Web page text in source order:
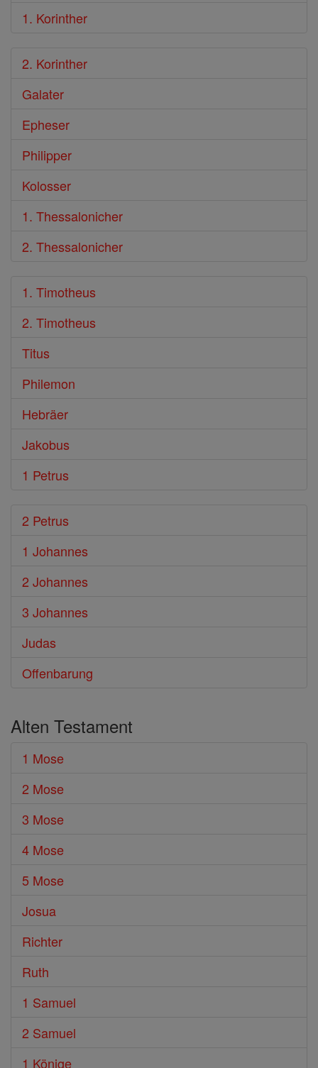
1. Korinther
2. Korinther
Galater
Epheser
Philipper
Kolosser
1. Thessalonicher
2. Thessalonicher
1. Timotheus
2. Timotheus
Titus
Philemon
Hebräer
Jakobus
1 Petrus
2 Petrus
1 Johannes
2 Johannes
3 Johannes
Judas
Offenbarung
Alten Testament
1 Mose
2 Mose
3 Mose
4 Mose
5 Mose
Josua
Richter
Ruth
1 Samuel
2 Samuel
1 Könige